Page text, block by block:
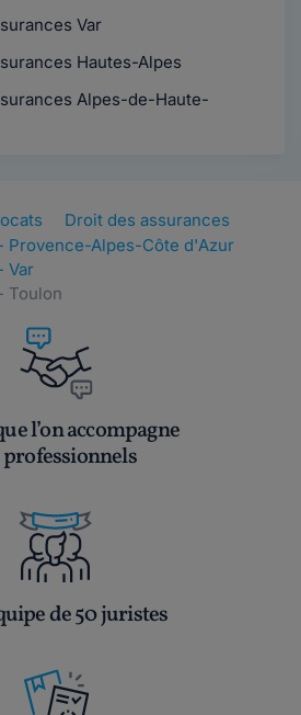
Var
Hautes-Alpes
Alpes-de-Haute-
Droit des assurances
Provence-Alpes-Côte d'Azur
Var
Toulon
l’on accompagne
professionnels
de 50 juristes